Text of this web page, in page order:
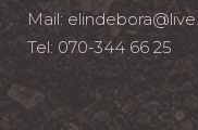
Mail:
Tel: 070-344 66 25